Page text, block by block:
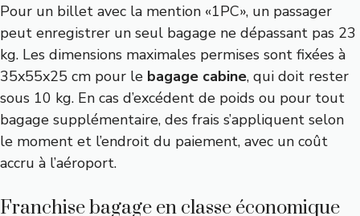
Pour un billet avec la mention «1PC», un passager
peut enregistrer un seul bagage ne dépassant pas 23
kg. Les dimensions maximales permises sont fixées à
35x55x25 cm pour le bagage cabine, qui doit rester
sous 10 kg. En cas d’excédent de poids ou pour tout
bagage supplémentaire, des frais s’appliquent selon
le moment et l’endroit du paiement, avec un coût
accru à l’aéroport.
Franchise bagage en classe économique